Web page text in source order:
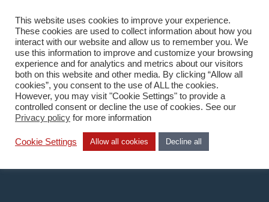
PL
Home / Automatyzacja
Automatyzacja
This website uses cookies to improve your experience.
These cookies are used to collect information about how you
interact with our website and allow us to remember you. We
use this information to improve and customize your browsing
experience and for analytics and metrics about our visitors
both on this website and other media. By clicking “Allow all
cookies”, you consent to the use of ALL the cookies.
However, you may visit "Cookie Settings" to provide a
controlled consent or decline the use of cookies. See our
Privacy policy for more information
Cookie Settings Allow all cookies Decline all